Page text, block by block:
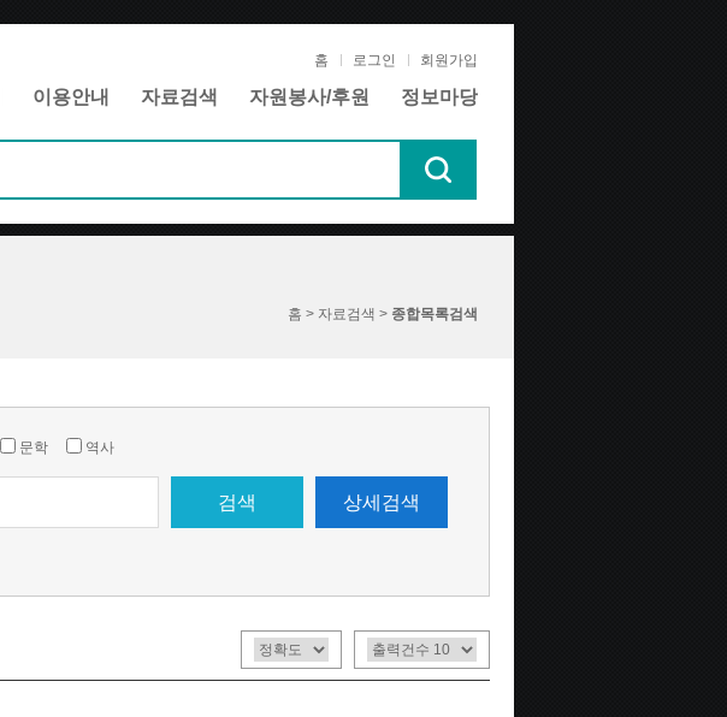
홈 로그인 회원가입
이용안내 자료검색 자원봉사/후원 정보마당
홈 > 자료검색 > 종합목록검색
문학 역사
검색 상세검색